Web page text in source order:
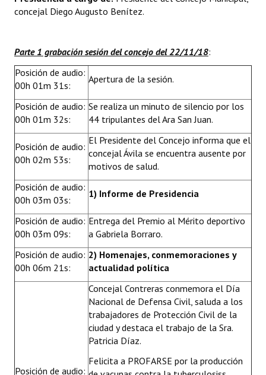
Resoluciones de Presidencia
Antiguos Pobladores
Noticias Destacadas
Registros y Distinciones
Datos Históricos
Premio al Mérito - Registro
Audiencias Públicas - Registro
Mujeres que Dejaron Huellas - Registro
Periodistas Decanos - Registro
Ciudadano Ilustre - Registro
Banca del Vecino - Registro
Huéspedes de Honor - Registro
Antiguos Pobladores - Registro
Reconocimientos - Registro
concejal Diego Augusto Benítez.
Parte 1 grabación sesión del concejo del 22/11/18:
Posición de audio:
00h 01m 31s:
Apertura de la sesión.
Posición de audio:
00h 01m 32s:
Se realiza un minuto de silencio por los
44 tripulantes del Ara San Juan.
Posición de audio:
00h 02m 53s:
El Presidente del Concejo informa que el
concejal Ávila se encuentra ausente por
motivos de salud.
Posición de audio:
00h 03m 03s:
1) Informe de Presidencia
Posición de audio:
00h 03m 09s:
Entrega del Premio al Mérito deportivo
a Gabriela Borraro.
Posición de audio:
00h 06m 21s:
2) Homenajes, conmemoraciones y
actualidad política
Posición de audio:
Concejal Contreras conmemora el Día
Nacional de Defensa Civil, saluda a los
trabajadores de Protección Civil de la
ciudad y destaca el trabajo de la Sra.
Patricia Díaz.
Felicita a PROFARSE por la producción